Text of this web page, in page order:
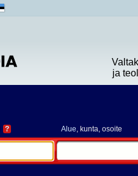
ja
? Alue, kunta, osoite